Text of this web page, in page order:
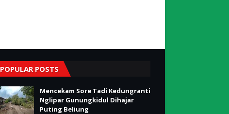
POPULAR POSTS
Mencekam Sore Tadi Kedungranti
Nglipar Gunungkidul Dihajar
Puting Beliung